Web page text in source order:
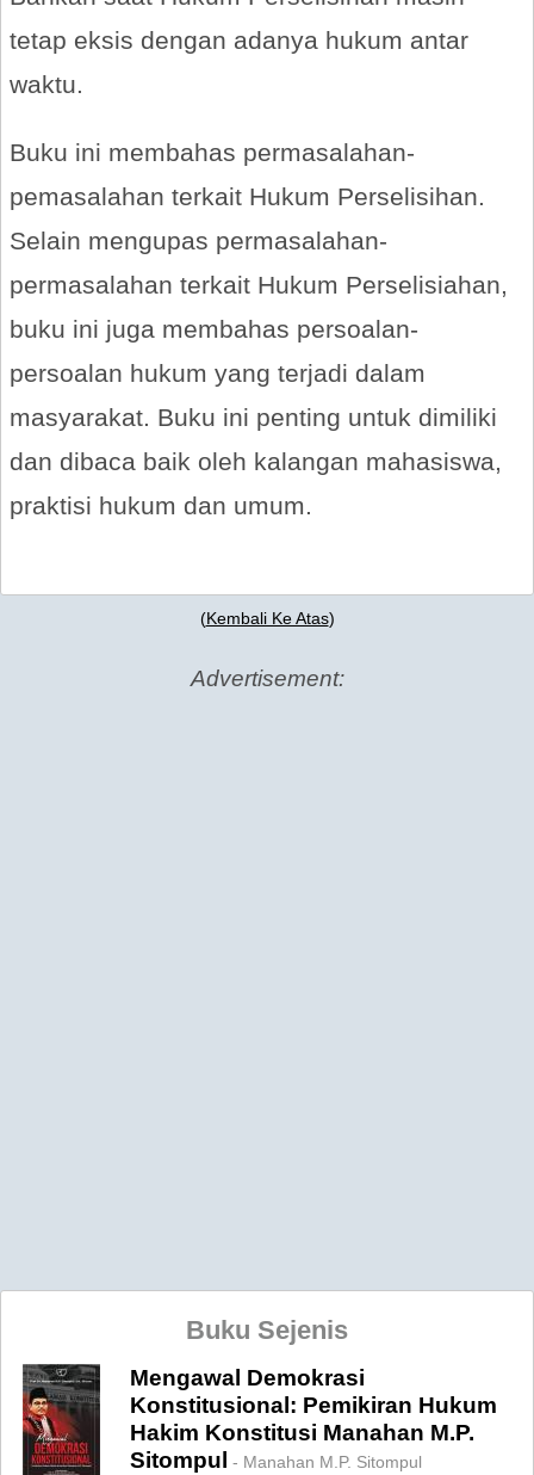
tetap eksis dengan adanya hukum antar
waktu.
Buku ini membahas permasalahan-
pemasalahan terkait Hukum Perselisihan.
Selain mengupas permasalahan-
permasalahan terkait Hukum Perselisiahan,
buku ini juga membahas persoalan-
persoalan hukum yang terjadi dalam
masyarakat. Buku ini penting untuk dimiliki
dan dibaca baik oleh kalangan mahasiswa,
praktisi hukum dan umum.
(Kembali Ke Atas)
Advertisement:
Buku Sejenis
Mengawal Demokrasi
Konstitusional: Pemikiran Hukum
Hakim Konstitusi Manahan M.P.
Sitompul
- Manahan M.P. Sitompul